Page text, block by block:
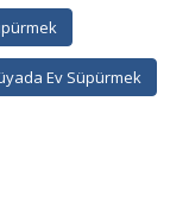
Ev Süpürmek